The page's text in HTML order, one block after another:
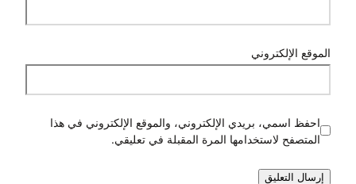
الموقع الإلكتروني
احفظ اسمي، بريدي الإلكتروني، والموقع الإلكتروني في هذا
المتصفح لاستخدامها المرة المقبلة في تعليقي.